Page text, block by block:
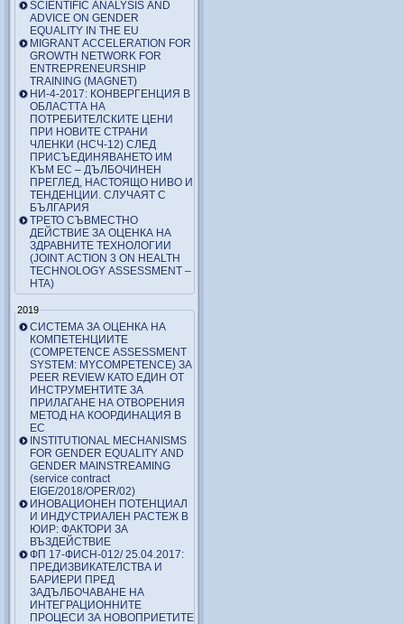
SCIENTIFIC ANALYSIS AND
ADVICE ON GENDER
EQUALITY IN THE EU
MIGRANT ACCELERATION FOR
GROWTH NETWORK FOR
ENTREPRENEURSHIP
TRAINING (MAGNET)
НИ-4-2017: КОНВЕРГЕНЦИЯ В
ОБЛАСТТА НА
ПОТРЕБИТЕЛСКИТЕ ЦЕНИ
ПРИ НОВИТЕ СТРАНИ
ЧЛЕНКИ (НСЧ-12) СЛЕД
ПРИСЪЕДИНЯВАНЕТО ИМ
КЪМ ЕС – ДЪЛБОЧИНЕН
ПРЕГЛЕД, НАСТОЯЩО НИВО И
ТЕНДЕНЦИИ. СЛУЧАЯТ С
БЪЛГАРИЯ
ТРЕТО СЪВМЕСТНО
ДЕЙСТВИЕ ЗА ОЦЕНКА НА
ЗДРАВНИТЕ ТЕХНОЛОГИИ
(JOINT ACTION 3 ON HEALTH
TECHNOLOGY ASSESSMENT –
HTA)
2019
СИСТЕМА ЗА ОЦЕНКА НА
КОМПЕТЕНЦИИТЕ
(COMPETENCE ASSESSMENT
SYSTEM: MYCOMPETENCE) ЗА
PEER REVIEW КАТО ЕДИН ОТ
ИНСТРУМЕНТИТЕ ЗА
ПРИЛАГАНЕ НА ОТВОРЕНИЯ
МЕТОД НА КООРДИНАЦИЯ В
ЕС
INSTITUTIONAL MECHANISMS
FOR GENDER EQUALITY AND
GENDER MAINSTREAMING
(service contract
EIGE/2018/OPER/02)
ИНОВАЦИОНЕН ПОТЕНЦИАЛ
И ИНДУСТРИАЛЕН РАСТЕЖ В
ЮИР: ФАКТОРИ ЗА
ВЪЗДЕЙСТВИЕ
ФП 17-ФИСН-012/ 25.04.2017:
ПРЕДИЗВИКАТЕЛСТВА И
БАРИЕРИ ПРЕД
ЗАДЪЛБОЧАВАНЕ НА
ИНТЕГРАЦИОННИТЕ
ПРОЦЕСИ ЗА НОВОПРИЕТИТЕ